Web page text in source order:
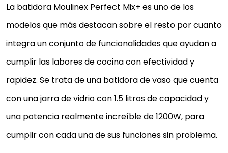
MOULINEX PERFECT MIX+ LM88A8 -
BATIDORA DE VASO DE 1200 W,
RESULTADOS RÁPIDOS, 1,5 L
3 PROGRAMAS: BATIDORA...
Batidora de vaso con motor de 1200 W y con
capacidad de vaso de vidrio de 2L (capacidad útil
1.5L), óptima para hacer batidos hasta un 30%...
Sus cuchillas afiladas conjuntamente con la
tecnología Powelix Life gracias a su ángulo de corte
La batidora Moulinex Perfect Mix+ es uno de los
modelos que más destacan sobre el resto por cuanto
integra un conjunto de funcionalidades que ayudan a
cumplir las labores de cocina con efectividad y
rapidez. Se trata de una batidora de vaso que cuenta
con una jarra de vidrio con 1.5 litros de capacidad y
una potencia realmente increíble de 1200W, para
cumplir con cada una de sus funciones sin problema.